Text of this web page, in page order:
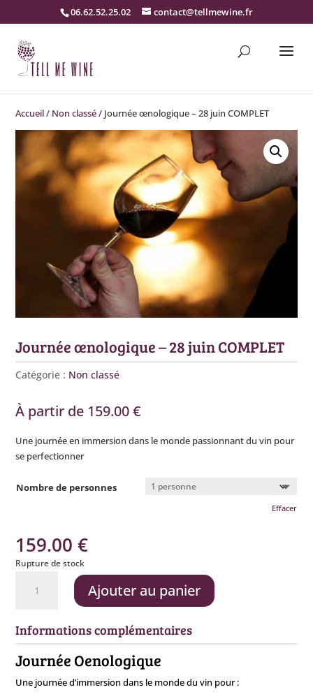
06.62.52.25.02 contact@tellmewine.fr
Accueil/ Non classé/ Journée œnologique – 28 juin COMPLET
Journée œnologique – 28 juin COMPLET
Catégorie : Non classé
À partir de 159.00€
Une journée en immersion dans le monde passionnant du vin pour
se perfectionner
Nombre de personnes
Effacer
159.00€
Rupture de stock
œnologique
28
juin
COMPLET
Ajouter au panier
Informations complémentaires
Journée Oenologique
Une journée d’immersion dans le monde du vin pour :